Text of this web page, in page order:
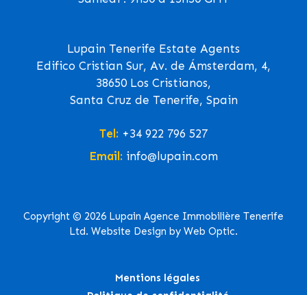
Lupain Tenerife Estate Agents
Edifico Cristian Sur, Av. de Ámsterdam, 4,
38650 Los Cristianos,
Santa Cruz de Tenerife, Spain
Tel: +34 922 796 527
Email: info@lupain.com
Copyright © 2026 Lupain Agence Immobilière Tenerife
Ltd. Website Design by Web Optic.
Mentions légales